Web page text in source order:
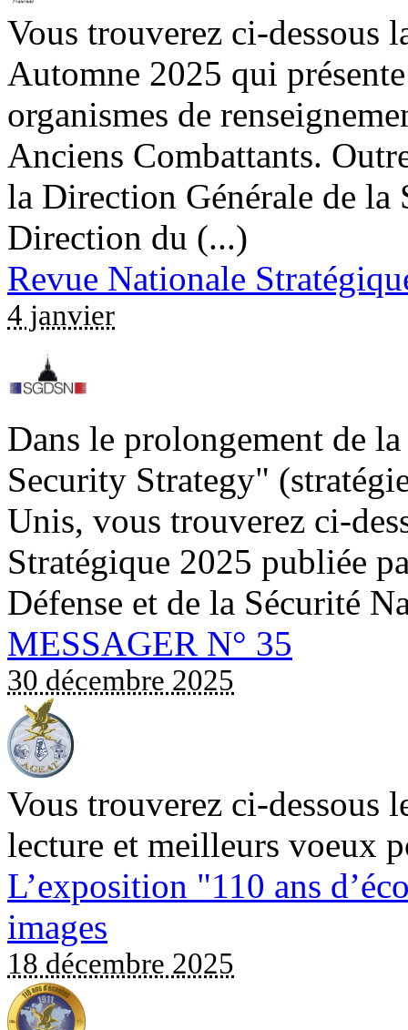
Vous trouverez ci-dessous
Automne 2025 qui
organismes de
Anciens Combattants.
la Direction Générale de la
Direction du (...)
Revue Nationale
4 janvier
Dans le prolongement de
Security Strategy"
Unis, vous trouverez ci-
Stratégique 2025 publiée
Défense et de la Sécurité
MESSAGER N° 35
30 décembre 2025
Vous trouverez ci-dessous
lecture et meilleurs voeux
L’exposition "110 ans
images
18 décembre 2025